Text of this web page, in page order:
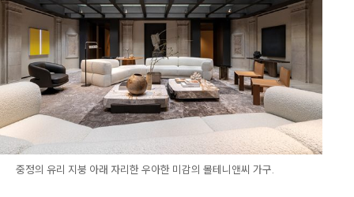
중정의 유리 지붕 아래 자리한 우아한 미감의 몰테니앤씨 가구.